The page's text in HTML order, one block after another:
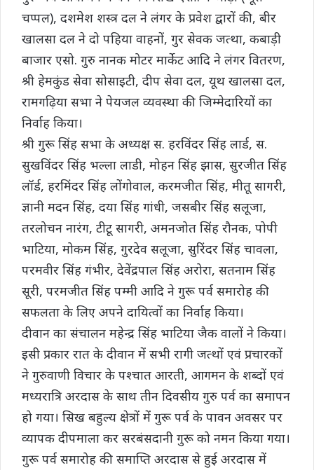
चप्पल), दशमेश शस्त्र दल ने लंगर के प्रवेश द्वारों की, बीर
खालसा दल ने दो पहिया वाहनों, गुर सेवक जत्था, कबाड़ी
बाजार एसो. गुरु नानक मोटर मार्केट आदि ने लंगर वितरण,
श्री हेमकुंड सेवा सोसाइटी, दीप सेवा दल, यूथ खालसा दल,
रामगढ़िया सभा ने पेयजल व्यवस्था की जिम्मेदारियों का
निर्वाह किया।
श्री गुरू सिंह सभा के अध्यक्ष स. हरविंदर सिंह लार्ड, स.
सुखविंदर सिंह भल्ला लाडी, मोहन सिंह झास, सुरजीत सिंह
लॉर्ड, हरमिंदर सिंह लोंगोवाल, करमजीत सिंह, मीतू सागरी,
ज्ञानी मदन सिंह, दया सिंह गांधी, जसबीर सिंह सलूजा,
तरलोचन नारंग, टीटू सागरी, अमनजोत सिंह रौनक, पोपी
भाटिया, मोकम सिंह, गुरदेव सलूजा, सुरिंदर सिंह चावला,
परमवीर सिंह गंभीर, देवेंद्रपाल सिंह अरोरा, सतनाम सिंह
सूरी, परमजीत सिंह पम्मी आदि ने गुरू पर्व समारोह की
सफलता के लिए अपने दायित्वों का निर्वाह किया।
दीवान का संचालन महेन्द्र सिंह भाटिया जैक वालों ने किया।
इसी प्रकार रात के दीवान में सभी रागी जत्थों एवं प्रचारकों
ने गुरुवाणी विचार के पश्चात आरती, आगमन के शब्दों एवं
मध्यरात्रि अरदास के साथ तीन दिवसीय गुरु पर्व का समापन
हो गया। सिख बहुल्य क्षेत्रों में गुरू पर्व के पावन अवसर पर
व्यापक दीपमाला कर सरबंसदानी गुरू को नमन किया गया।
गुरू पर्व समारोह की समाप्ति अरदास से हुई अरदास में